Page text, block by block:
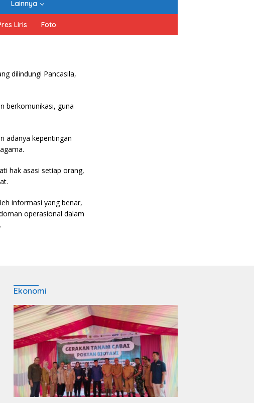
Lainnya
Liris Foto
dilindungi Pancasila,
berkomunikasi, guna
adanya kepentingan
hak asasi setiap orang,
informasi yang benar,
operasional dalam
Ekonomi